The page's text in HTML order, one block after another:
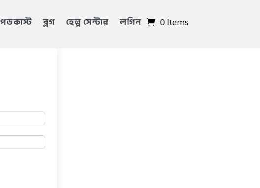
পডকাস্ট ব্লগ হেল্প সেন্টার লগিন 0 Items